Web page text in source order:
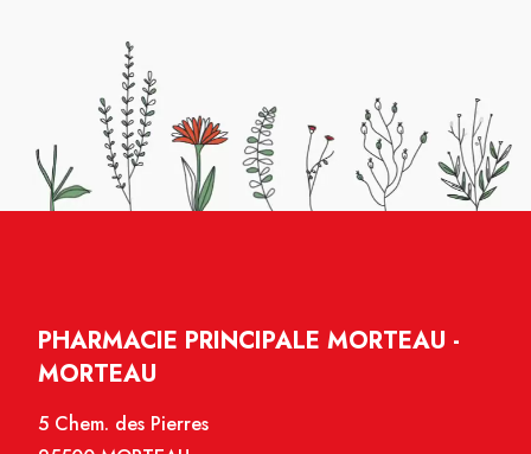
PHARMACIE PRINCIPALE MORTEAU -
MORTEAU
5 Chem. des Pierres